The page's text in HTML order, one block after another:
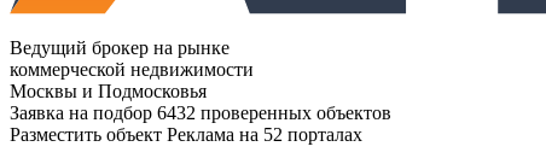
Ведущий брокер на рынке
коммерческой недвижимости
Москвы и Подмосковья
Заявка на подбор 6432 проверенных объектов
Разместить объект Реклама на 52 порталах